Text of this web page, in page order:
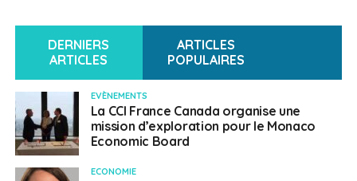
DERNIERS
ARTICLES
ARTICLES
POPULAIRES
EVÈNEMENTS
La CCI France Canada organise une
mission d’exploration pour le Monaco
Economic Board
ECONOMIE